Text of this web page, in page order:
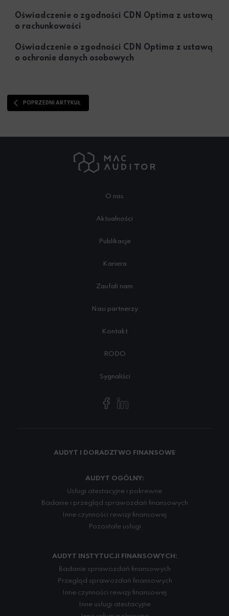
Oświadczenie o zgodności CDN Optima z ustawą
o rachunkowości
Oświadczenie o zgodności CDN Optima z ustawą
o ochronie danych osobowych
POPRZEDNI ARTYKUŁ
O nas
Aktualności
Publikacje
Kariera
Zaufali nam
Nasi partnerzy
Kontakt
RODO
Sygnaliści
AUDYT I DORADZTWO FINANSOWE
AUDYT OGÓLNY:
Usługi atestacyjne i pokrewne
Badanie i przegląd sprawozdań finansowych
Inne czynności rewizji finansowej
Pozostałe usługi
AUDYT INSTYTUCJI FINANSOWYCH:
Badanie sprawozdań finansowych
Przegląd sprawozdań finansowych
Inne czynności rewizji finansowej
Inne usługi atestacyjne